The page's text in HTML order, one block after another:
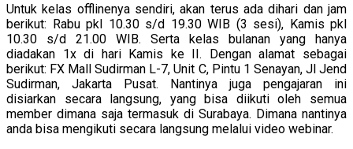
Untuk kelas offlinenya sendiri, akan terus ada dihari dan jam
berikut: Rabu pkl 10.30 s/d 19.30 WIB (3 sesi), Kamis pkl
10.30 s/d 21.00 WIB. Serta kelas bulanan yang hanya
diadakan 1x di hari Kamis ke II. Dengan alamat sebagai
berikut: FX Mall Sudirman L-7, Unit C, Pintu 1 Senayan, Jl Jend
Sudirman, Jakarta Pusat. Nantinya juga pengajaran ini
disiarkan secara langsung, yang bisa diikuti oleh semua
member dimana saja termasuk di Surabaya. Dimana nantinya
anda bisa mengikuti secara langsung melalui video webinar.